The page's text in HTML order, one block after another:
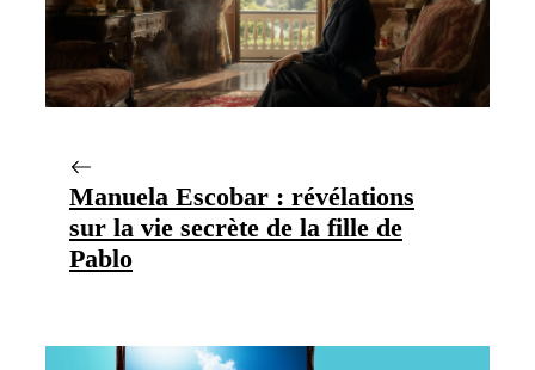
Manuela Escobar : révélations
sur la vie secrète de la fille de
Pablo